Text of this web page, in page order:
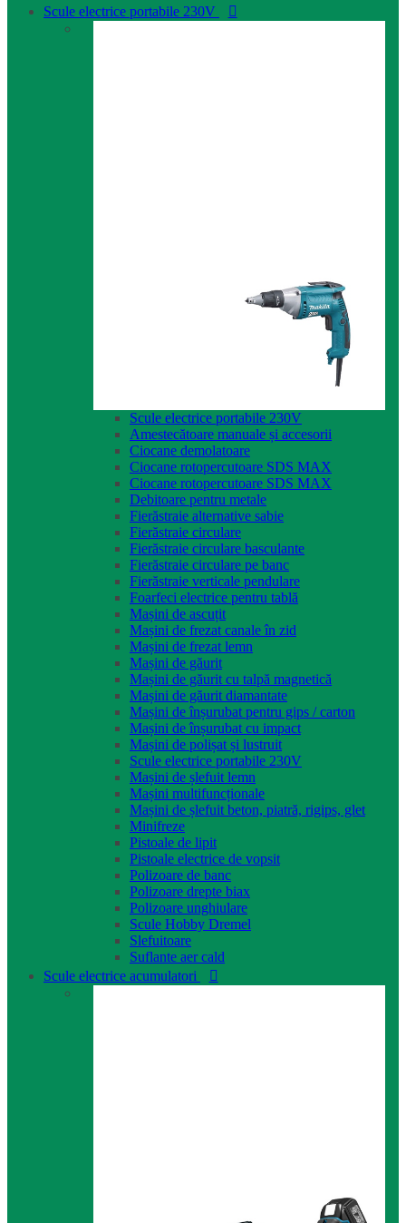
Scule electrice portabile 230V
Scule electrice portabile 230V
Amestecătoare manuale și accesorii
Ciocane demolatoare
Ciocane rotopercutoare SDS MAX
Ciocane rotopercutoare SDS MAX
Debitoare pentru metale
Fierăstraie alternative sabie
Fierăstraie circulare
Fierăstraie circulare basculante
Fierăstraie circulare pe banc
Fierăstraie verticale pendulare
Foarfeci electrice pentru tablă
Mașini de ascuțit
Mașini de frezat canale în zid
Mașini de frezat lemn
Mașini de găurit
Mașini de găurit cu talpă magnetică
Mașini de găurit diamantate
Mașini de înșurubat pentru gips / carton
Mașini de înșurubat cu impact
Mașini de polișat și lustruit
Scule electrice portabile 230V
Mașini de șlefuit lemn
Mașini multifuncționale
Mașini de șlefuit beton, piatră, rigips, glet
Minifreze
Pistoale de lipit
Pistoale electrice de vopsit
Polizoare de banc
Polizoare drepte biax
Polizoare unghiulare
Scule Hobby Dremel
Slefuitoare
Suflante aer cald
Scule electrice acumulatori